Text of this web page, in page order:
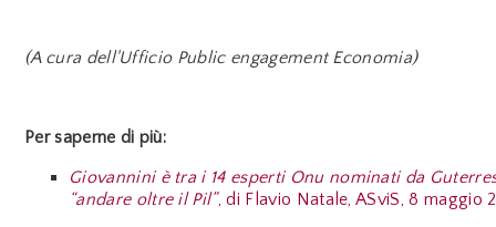
(A cura dell'Ufficio Public engagement Economia)
Per saperne di più:
Giovannini è tra i 14 esperti Onu nominati da
“andare oltre il Pil”, di Flavio Natale, ASviS, 8 maggio